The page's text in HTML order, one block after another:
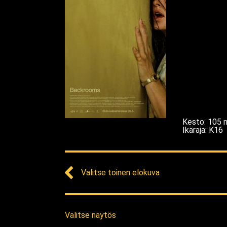
Kesto: 105
Ikäraja: K16
Valitse toinen elokuva
Valitse näytös